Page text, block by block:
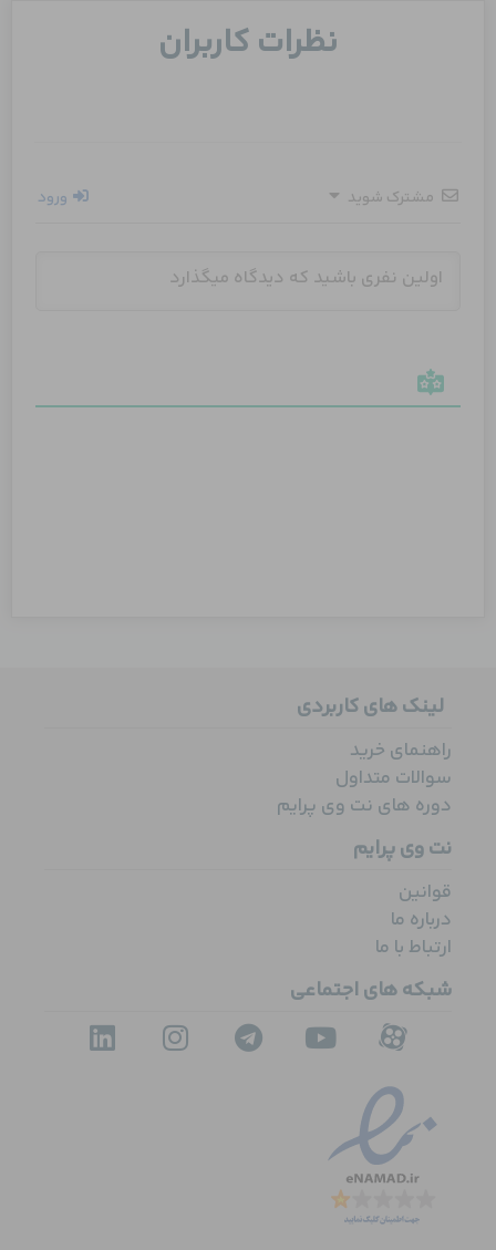
نظرات کاربران
مشترک شوید ورود
لینک های کاربردی
راهنمای خرید
سوالات متداول
دوره های نت وی پرایم
نت وی پرایم
قوانین
درباره ما
ارتباط با ما
شبکه های اجتماعی